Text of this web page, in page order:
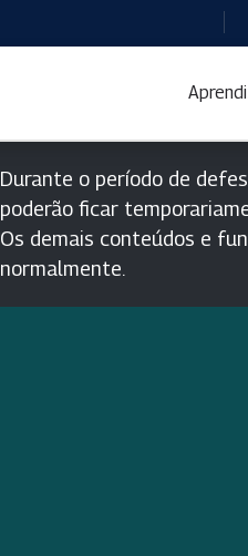
Durante o período de
poderão ficar
Os demais conteúdos e
normalmente.